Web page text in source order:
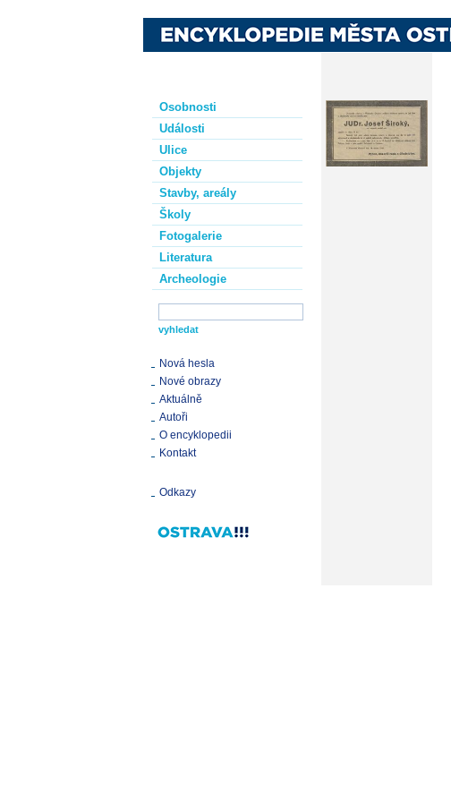
Osobnosti
Události
Ulice
Objekty
Stavby, areály
Školy
Fotogalerie
Literatura
Archeologie
Nová hesla
Nové obrazy
Aktuálně
Autoři
O encyklopedii
Kontakt
Odkazy